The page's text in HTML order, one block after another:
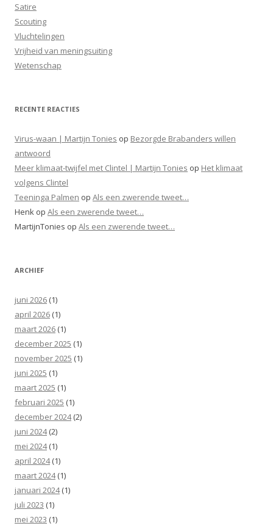
Satire
Scouting
Vluchtelingen
Vrijheid van meningsuiting
Wetenschap
RECENTE REACTIES
Virus-waan | Martijn Tonies op Bezorgde Brabanders willen
antwoord
Meer klimaat-twijfel met Clintel | Martijn Tonies op Het klimaat
volgens Clintel
Teeninga Palmen op Als een zwerende tweet…
Henk op Als een zwerende tweet…
MartijnTonies op Als een zwerende tweet…
ARCHIEF
juni 2026 (1)
april 2026 (1)
maart 2026 (1)
december 2025 (1)
november 2025 (1)
juni 2025 (1)
maart 2025 (1)
februari 2025 (1)
december 2024(2)
juni 2024(2)
mei 2024(1)
april 2024(1)
maart 2024(1)
januari 2024(1)
juli 2023 (1)
mei 2023 (1)